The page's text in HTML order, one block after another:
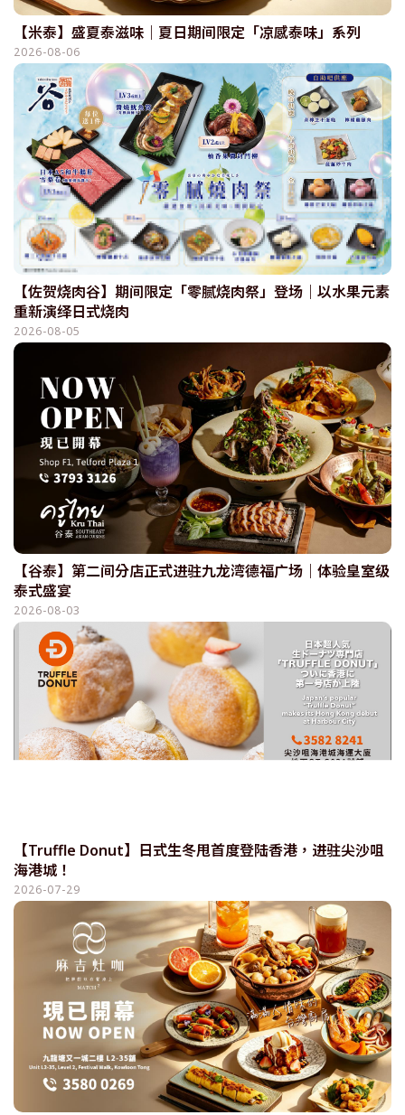
【米泰】盛夏泰滋味｜夏日期间限定「凉感泰味」系列
2026-08-06
【佐贺烧肉谷】期间限定「零腻烧肉祭」登场｜以水果元素
重新演绎日式烧肉
2026-08-05
【谷泰】第二间分店正式进驻九龙湾德福广场｜体验皇室级
泰式盛宴
2026-08-03
【Truffle Donut】日式生冬甩首度登陆香港，进驻尖沙咀
海港城！
2026-07-29